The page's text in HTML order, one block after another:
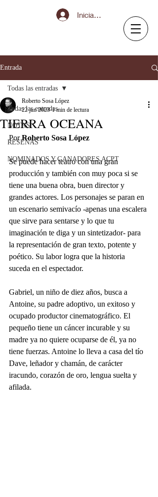
Iniciar sesión
Entrada
Todas las entradas
NOTAS
RESEÑAS
NOMINADOS Y GANADORES ACPT
Todas las entradas
TIERRA OCEANA
Roberto Sosa López
22 jun 2023 1 min de lectura
Por Roberto Sosa López
Se puede hacer teatro con una gran
producción y también con muy poca si se
tiene una buena obra, buen director y
grandes actores. Los personajes se paran en
un escenario semivacío -apenas una escalera
que sirve para sentarse y lo que tu
imaginación te diga y un sintetizador- para
la representación de gran texto, potente y
poético. Su labor logra que la historia
suceda en el espectador.
Gabriel, un niño de diez años, busca a
Antoine, su padre adoptivo, un exitoso y
ocupado productor cinematográfico. El
pequeño tiene un cáncer incurable y su
madre ya no quiere ocuparse de él, ya no
tiene fuerzas. Antoine lo lleva a casa del tío
Dave, leñador y chamán, de carácter
iracundo, corazón de oro, lengua suelta y
afilada.